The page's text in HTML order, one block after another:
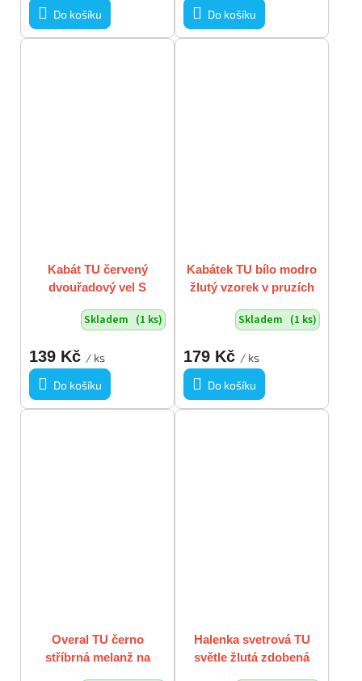
Do košíku
Do košíku
Kabát TU červený
dvouřadový vel S
Skladem (1 ks)
139 Kč / ks
Do košíku
Kabátek TU bílo modro
žlutý vzorek v pruzích
Skladem (1 ks)
179 Kč / ks
Do košíku
Overal TU černo
stříbrná melanž na
Halenka svetrová TU
světle žlutá zdobená